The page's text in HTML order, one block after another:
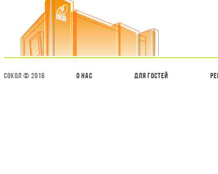
СОКОЛ © 2016 О нас Для гостей